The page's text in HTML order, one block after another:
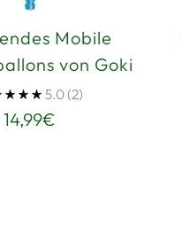
Mobile
von Goki
5.0(2)
14,99€